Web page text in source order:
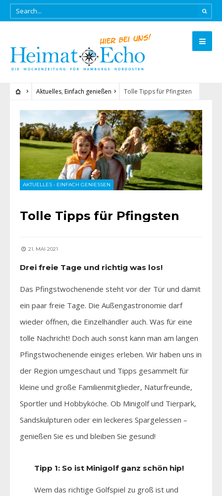
Aktuelles, Einfach genießen Tolle Tipps für Pfingsten
AKTUELLES • EINFACH GENIESSEN
Tolle Tipps für Pfingsten
21. MAI 2021
Drei freie Tage und richtig was los!
Das Pfingstwochenende steht vor der Tür und damit
ein paar freie Tage. Die Außengastronomie darf
wieder öffnen, die Einzelhändler auch. Was für eine
tolle Nachricht! Doch auch sonst kann man am langen
Pfingstwochenende einiges erleben. Wir haben uns in
der Region umgeschaut und Tipps gesammelt für
kleine und große Familienmitglieder, Naturfreunde,
Sportler und Hobbyköche. Ob Minigolf und Tierpark,
Sandskulpturen oder ein leckeres Spargelessen –
genießen Sie es und bleiben Sie gesund!
Tipp 1: So ist Minigolf ganz schön hip!
Wem das richtige Golfspiel zu groß ist und